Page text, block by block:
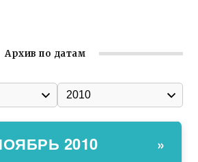
Архив по датам
2010 »